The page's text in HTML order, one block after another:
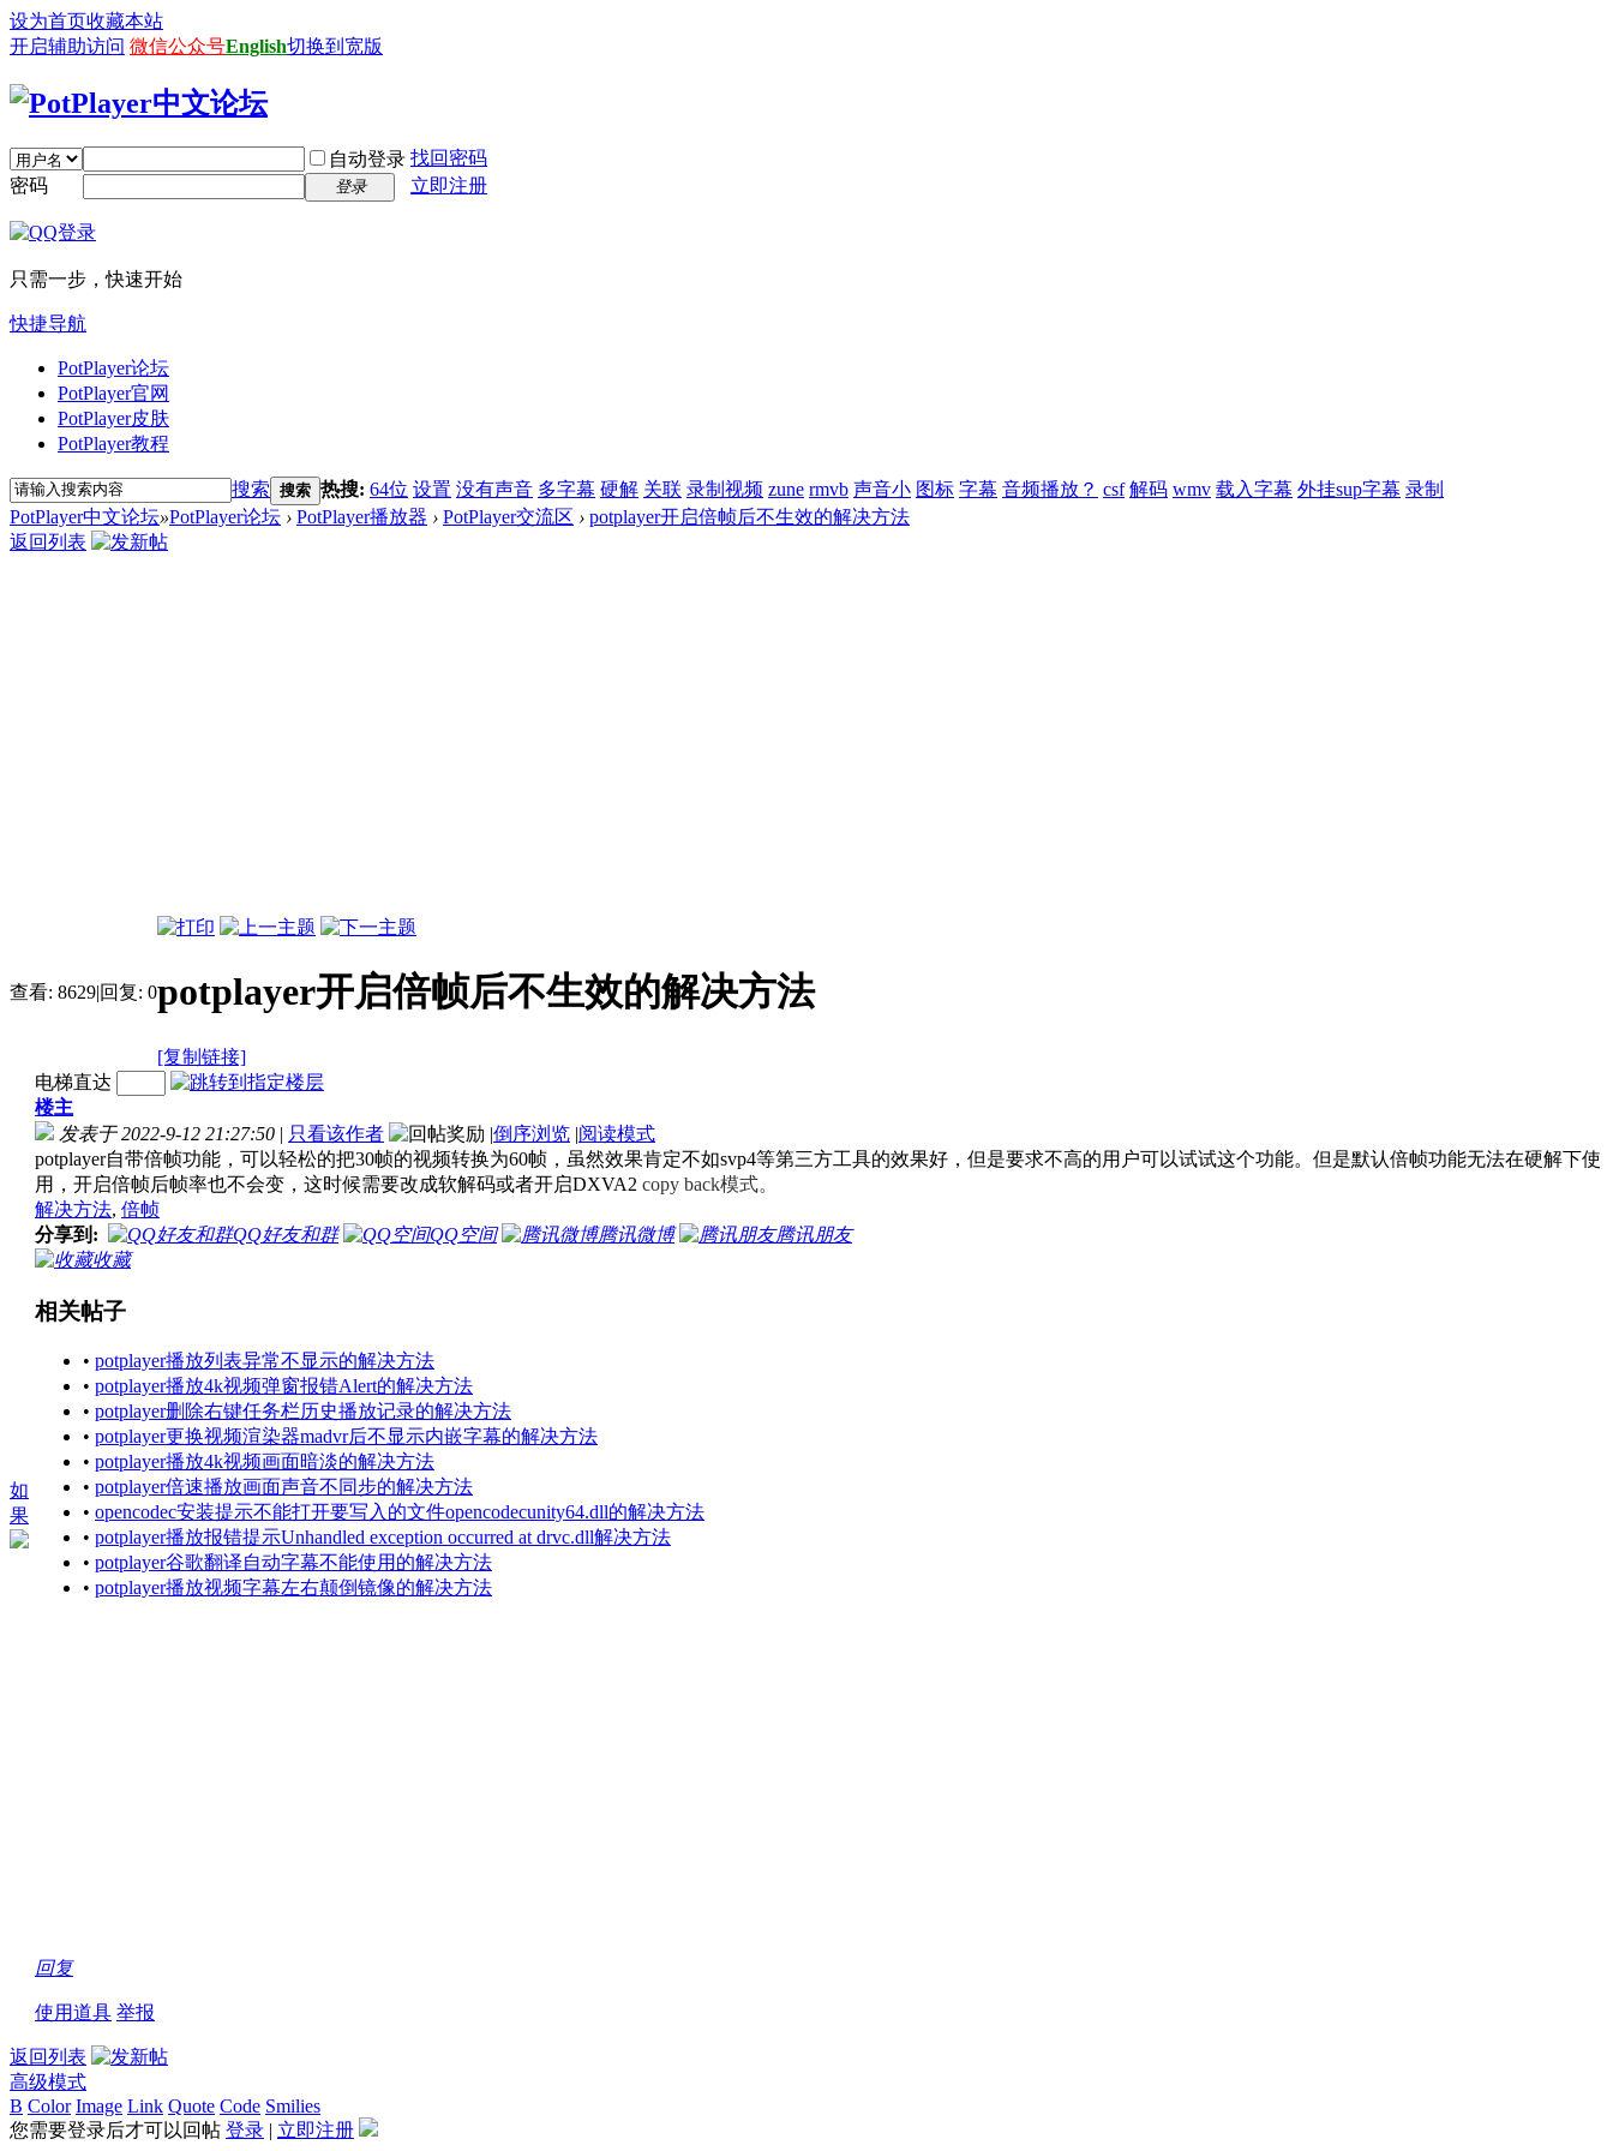
设为首页收藏本站
开启辅助访问 微信公众号English切换到宽版
自动登录 找回密码
密码
登录 立即注册
只需一步，快速开始
快捷导航
PotPlayer论坛
PotPlayer官网
PotPlayer皮肤
PotPlayer教程
搜索 搜索 热搜: 64位 设置 没有声音 多字幕 硬解 关联 录制视频 zune rmvb 声音小 图标 字幕 音频播放？ csf 解码 wmv 载入字幕 外挂sup字幕 录制
PotPlayer中文论坛»PotPlayer论坛 › PotPlayer播放器 › PotPlayer交流区 › potplayer开启倍帧后不生效的解决方法
返回列表
查看: 8629|回复: 0potplayer开启倍帧后不生效的解决方法
[复制链接]
如
果
电梯直达
楼主
发表于 2022-9-12 21:27:50 | 只看该作者 |倒序浏览 |阅读模式
potplayer自带倍帧功能，可以轻松的把30帧的视频转换为60帧，虽然效果肯定不如svp4等第三方工具的效果好，但是要求不高的用户可以试试这个功能。但是默认倍帧功能无法在硬解下使
用，开启倍帧后帧率也不会变，这时候需要改成软解码或者开启DXVA2 copy back模式。
解决方法, 倍帧
分享到:
QQ好友和群 QQ空间 腾讯微博
腾讯朋友
收藏
相关帖子
• potplayer播放列表异常不显示的解决方法
• potplayer播放4k视频弹窗报错Alert的解决方法
• potplayer删除右键任务栏历史播放记录的解决方法
• potplayer更换视频渲染器madvr后不显示内嵌字幕的解决方法
• potplayer播放4k视频画面暗淡的解决方法
• potplayer倍速播放画面声音不同步的解决方法
• opencodec安装提示不能打开要写入的文件opencodecunity64.dll的解决方法
• potplayer播放报错提示Unhandled exception occurred at drvc.dll解决方法
• potplayer谷歌翻译自动字幕不能使用的解决方法
• potplayer播放视频字幕左右颠倒镜像的解决方法
回复
使用道具 举报
返回列表
高级模式
B Color Image Link Quote Code Smilies
您需要登录后才可以回帖 登录 | 立即注册